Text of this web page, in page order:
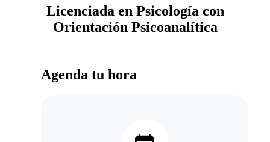
Licenciada en Psicología con
Orientación Psicoanalítica
Agenda tu hora